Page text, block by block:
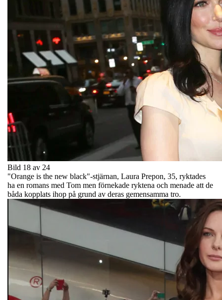
Bild 18 av 24
"Orange is the new black"-stjärnan, Laura Prepon, 35, ryktades
ha en romans med Tom men förnekade ryktena och menade att de
båda kopplats ihop på grund av deras gemensamma tro.